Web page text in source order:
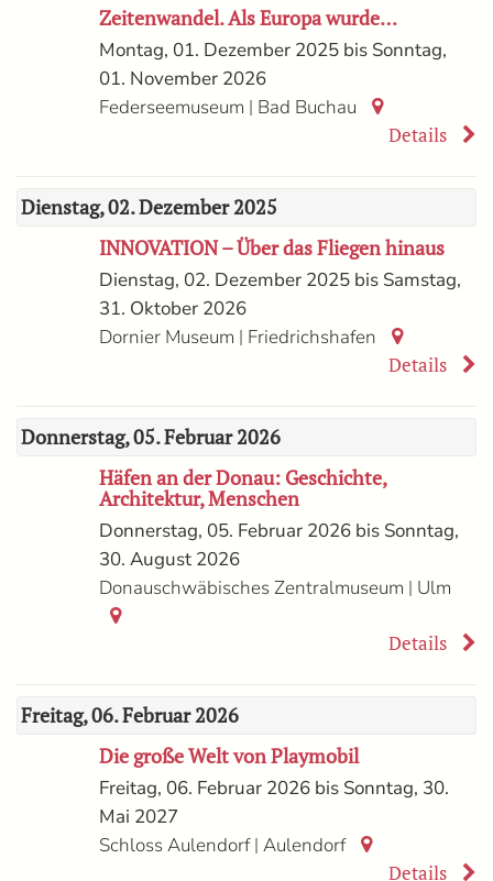
Zeitenwandel. Als Europa wurde…
Montag, 01. Dezember 2025 bis Sonntag,
01. November 2026
Federseemuseum | Bad Buchau
Details
Dienstag, 02. Dezember 2025
INNOVATION – Über das Fliegen hinaus
Dienstag, 02. Dezember 2025 bis Samstag,
31. Oktober 2026
Dornier Museum | Friedrichshafen
Details
Donnerstag, 05. Februar 2026
Häfen an der Donau: Geschichte,
Architektur, Menschen
Donnerstag, 05. Februar 2026 bis Sonntag,
30. August 2026
Donauschwäbisches Zentralmuseum | Ulm
Details
Freitag, 06. Februar 2026
Die große Welt von Playmobil
Freitag, 06. Februar 2026 bis Sonntag, 30.
Mai 2027
Schloss Aulendorf| Aulendorf
Details